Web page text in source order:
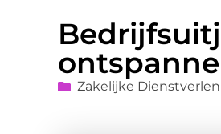
Zakelijke